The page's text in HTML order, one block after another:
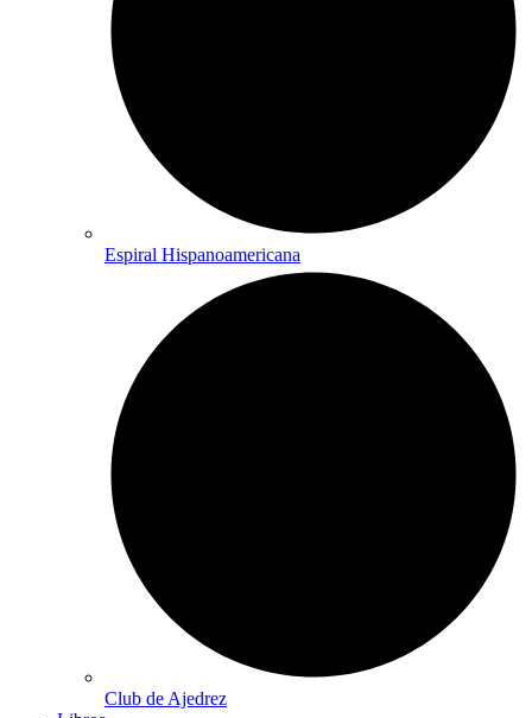
Espiral Hispanoamericana
Club de Ajedrez